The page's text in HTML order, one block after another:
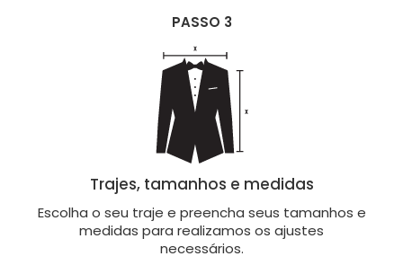
PASSO 3
Trajes, tamanhos e medidas
Escolha o seu traje e preencha seus tamanhos e
medidas para realizamos os ajustes
necessários.